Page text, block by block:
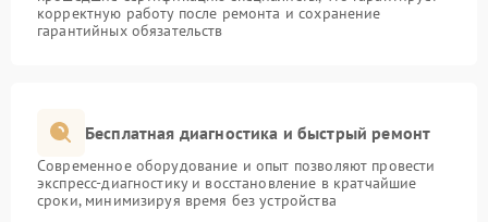
корректную работу после ремонта и сохранение
гарантийных обязательств
Бесплатная диагностика и быстрый ремонт
Современное оборудование и опыт позволяют провести
экспресс-диагностику и восстановление в кратчайшие
сроки, минимизируя время без устройства